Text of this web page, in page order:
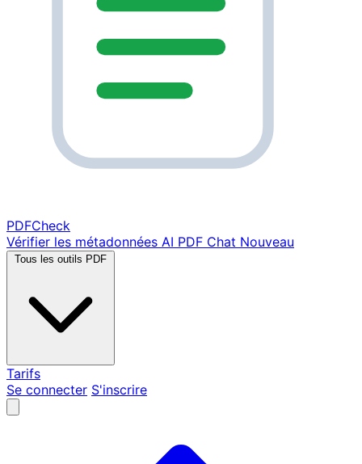
PDFCheck
Vérifier les métadonnées AI PDF Chat Nouveau
Tous les outils PDF
Tarifs
Se connecter S'inscrire